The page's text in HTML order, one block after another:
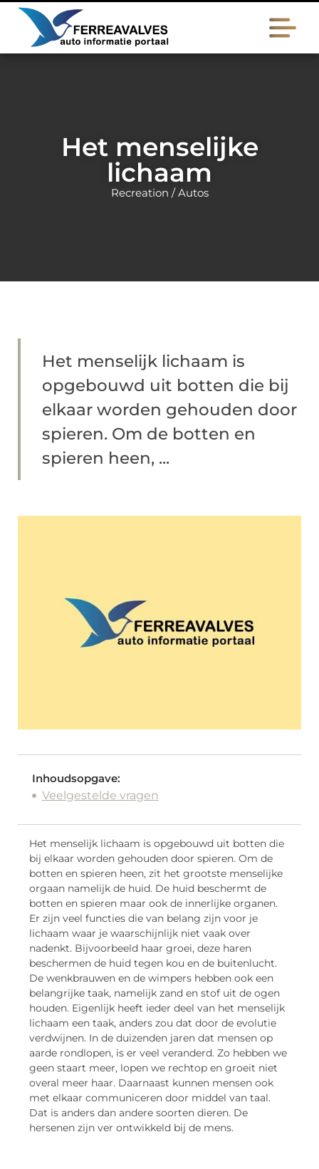
Het menselijke
lichaam
Recreation / Autos
Het menselijk lichaam is
opgebouwd uit botten die bij
elkaar worden gehouden door
spieren. Om de botten en
spieren heen, ...
Inhoudsopgave:
Veelgestelde vragen
Het menselijk lichaam is opgebouwd uit botten die
bij elkaar worden gehouden door spieren. Om de
botten en spieren heen, zit het grootste menselijke
orgaan namelijk de huid. De huid beschermt de
botten en spieren maar ook de innerlijke organen.
Er zijn veel functies die van belang zijn voor je
lichaam waar je waarschijnlijk niet vaak over
nadenkt. Bijvoorbeeld haar groei, deze haren
beschermen de huid tegen kou en de buitenlucht.
De wenkbrauwen en de wimpers hebben ook een
belangrijke taak, namelijk zand en stof uit de ogen
houden. Eigenlijk heeft ieder deel van het menselijk
lichaam een taak, anders zou dat door de evolutie
verdwijnen. In de duizenden jaren dat mensen op
aarde rondlopen, is er veel veranderd. Zo hebben we
geen staart meer, lopen we rechtop en groeit niet
overal meer haar. Daarnaast kunnen mensen ook
met elkaar communiceren door middel van taal.
Dat is anders dan andere soorten dieren. De
hersenen zijn ver ontwikkeld bij de mens.